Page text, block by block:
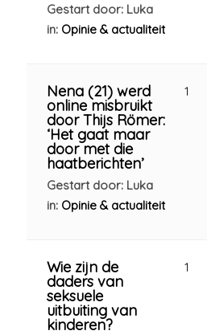
Gestart door: Luka
in: Opinie & actualiteit
Nena (21) werd
online misbruikt
door Thijs Römer:
‘Het gaat maar
door met die
haatberichten’
Gestart door: Luka
in: Opinie & actualiteit
1
Wie zijn de
daders van
seksuele
uitbuiting van
kinderen?
1